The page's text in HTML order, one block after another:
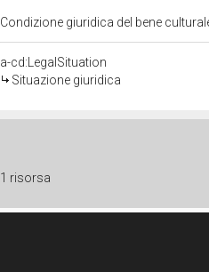
Condizione giuridica del bene
a-cd:LegalSituation
Situazione giuridica
1 risorsa